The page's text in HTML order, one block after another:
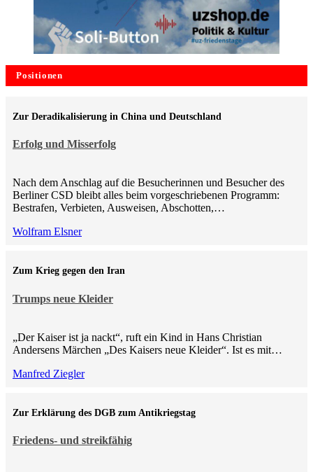
Positionen
Erfolg und Misserfolg
Zur Deradikalisierung in China und Deutschland
Nach dem Anschlag auf die Besucherinnen und Besucher des
Berliner CSD bleibt alles beim vorgeschriebenen Programm:
Bestrafen, Verbieten, Ausweisen, Abschotten,…
Wolfram Elsner
Trumps neue Kleider
Zum Krieg gegen den Iran
„Der Kaiser ist ja nackt“, ruft ein Kind in Hans Christian
Andersens Märchen „Des Kaisers neue Kleider“. Ist es mit…
Manfred Ziegler
Friedens- und streikfähig
Zur Erklärung des DGB zum Antikriegstag